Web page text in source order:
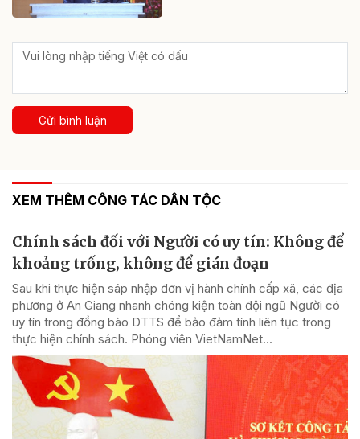
Gửi bình luận
XEM THÊM CÔNG TÁC DÂN TỘC
Chính sách đối với Người có uy tín: Không để
khoảng trống, không để gián đoạn
Sau khi thực hiện sáp nhập đơn vị hành chính cấp xã, các địa
phương ở An Giang nhanh chóng kiện toàn đội ngũ Người có
uy tín trong đồng bào DTTS để bảo đảm tính liên tục trong
thực hiện chính sách. Phóng viên VietNamNet...